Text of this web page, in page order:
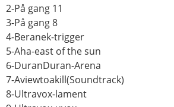
2-På gang 11
3-På gang 8
4-Beranek-trigger
5-Aha-east of the sun
6-DuranDuran-Arena
7-Aviewtoakill(Soundtrack)
8-Ultravox-lament